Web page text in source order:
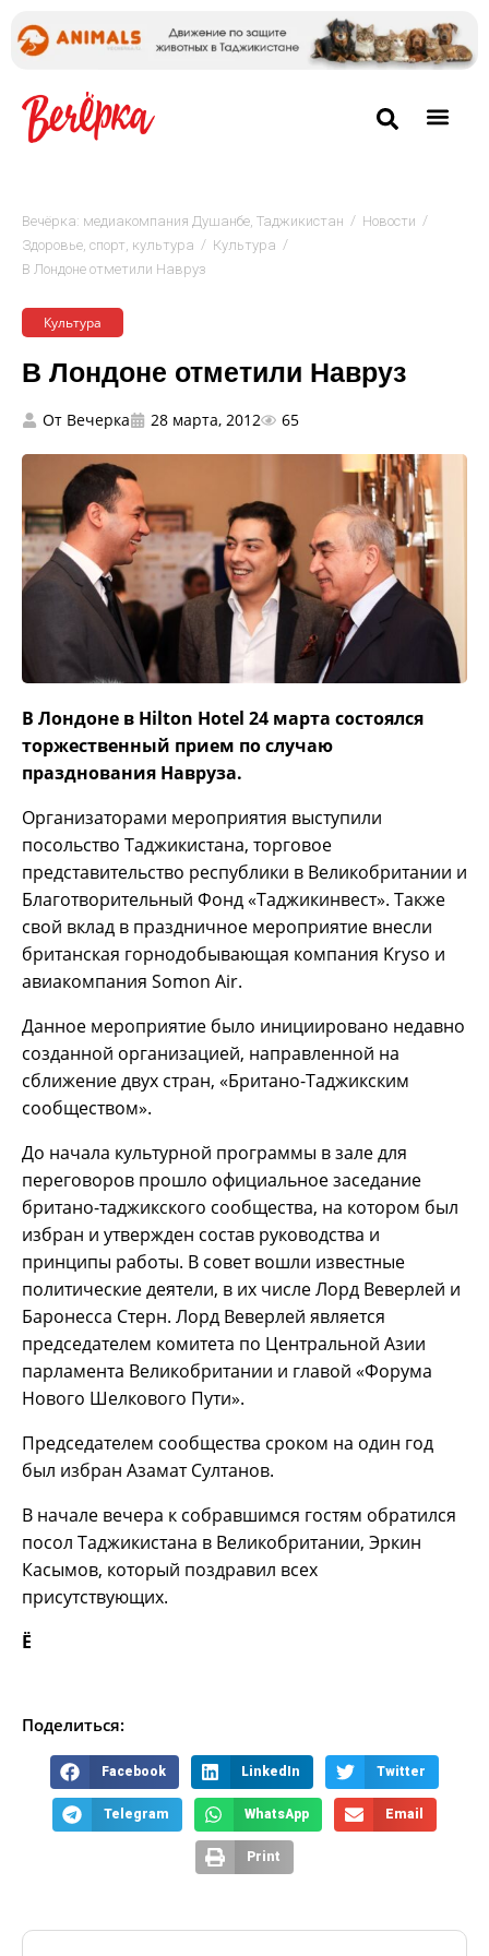
Вечёрка: медиакомпания Душанбе, Таджикистан / Новости /
Здоровье, спорт, культура / Культура /
В Лондоне отметили Навруз
Культура
В Лондоне отметили Навруз
От Вечерка 28 марта, 2012 65
В Лондоне в Hilton Hotel 24 марта состоялся
торжественный прием по случаю
празднования Навруза.
Организаторами мероприятия выступили
посольство Таджикистана, торговое
представительство республики в Великобритании и
Благотворительный Фонд «Таджикинвест». Также
свой вклад в праздничное мероприятие внесли
британская горнодобывающая компания Kryso и
авиакомпания Somon Air.
Данное мероприятие было инициировано недавно
созданной организацией, направленной на
сближение двух стран, «Британо-Таджикским
сообществом».
До начала культурной программы в зале для
переговоров прошло официальное заседание
британо-таджикского сообщества, на котором был
избран и утвержден состав руководства и
принципы работы. В совет вошли известные
политические деятели, в их числе Лорд Веверлей и
Баронесса Стерн. Лорд Веверлей является
председателем комитета по Центральной Азии
парламента Великобритании и главой «Форума
Нового Шелкового Пути».
Председателем сообщества сроком на один год
был избран Азамат Султанов.
В начале вечера к собравшимся гостям обратился
посол Таджикистана в Великобритании, Эркин
Касымов, который поздравил всех
присутствующих.
Ё
Поделиться:
Facebook LinkedIn Twitter
Telegram WhatsApp Email
Print